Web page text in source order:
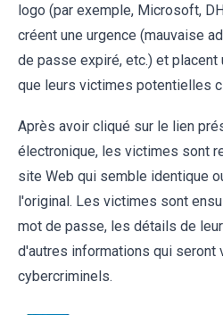
logo (par exemple, Microsoft,
créent une urgence (mauvaise
de passe expiré, etc.) et
que leurs victimes potentielles
Après avoir cliqué sur le lien
électronique, les victimes sont
site Web qui semble identique
l'original. Les victimes sont
mot de passe, les détails de
d'autres informations qui seront
cybercriminels.